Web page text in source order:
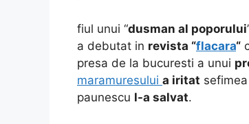
fiul unui “dusman al poporului
a debutat in revista “flacara“
presa de la bucuresti a unui
maramuresului a iritat
paunescu l-a salvat.